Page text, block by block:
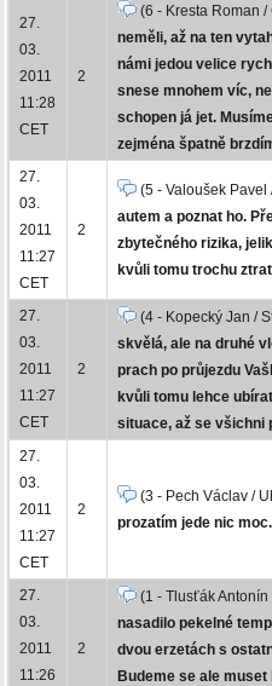
27.
03.
2011
11:28
CET
2
(6 - Kresta Roman /
neměli, až na ten
námi jedou velice
snese mnohem víc,
schopen já jet.
zejména špatně
27.
03.
2011
11:27
CET
2
(5 - Valoušek Pavel
autem a poznat ho.
zbytečného rizika,
kvůli tomu trochu
27.
03.
2011
11:27
CET
2
(4 - Kopecký Jan /
skvělá, ale na druhé
prach po průjezdu
kvůli tomu lehce
situace, až se všichni
27.
03.
2011
11:27
CET
2
(3 - Pech Václav /
prozatím jede nic
27.
03.
2011
11:26
2
(1 - Tlusťák
nasadilo pekelné
dvou erzetách s
Budeme se ale